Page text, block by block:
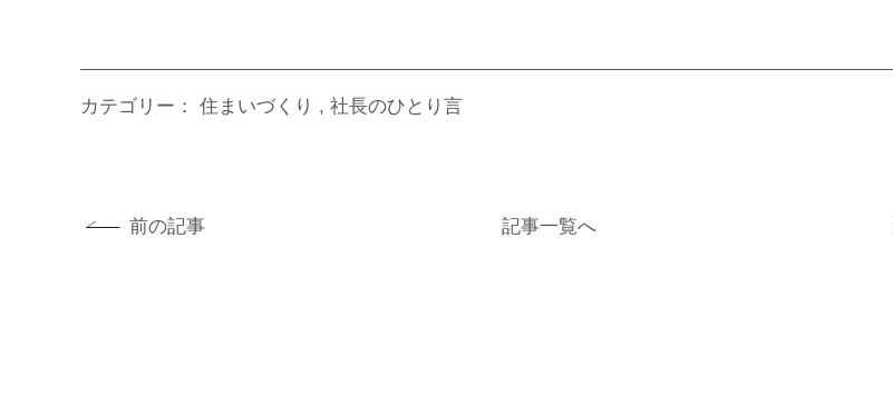
カテゴリー： 住まいづくり 社長のひとり言
前の記事 記事一覧へ